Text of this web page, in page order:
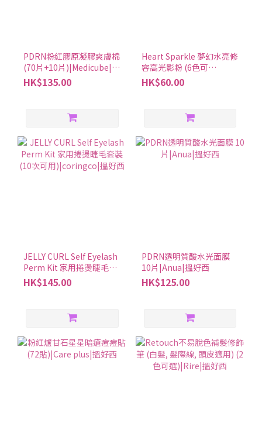
或對藥物有過敏反應，建議先問問醫生或藥劑師。服用後若出現皮
膚發疹、紅腫、瘙癢，或消化系統不適如噁心、嘔吐、口腔炎、胃
部不適等症狀，要馬上停藥並看醫生。另外，服藥後可能會便秘、
還沒改善，或者月經提前、經血量變多，要去看醫生。隨時留意身
體變化，必要時攜帶說明書去諮詢專業人士。6. 服用合利他命時，
需要注意與其他藥物的相互作用嗎？有些處方藥可能需要注意，最
好問問藥劑師會比較安全。7. 合利他命的建議服用時間及方式是什
麼？因為成分可能會讓胃不舒服，建議飯後立刻用水或溫水整顆吞
來選擇時間，這樣就不容易忘記。10. 如果合利他命效果不明顯，有
什麼建議？每天一次，每次一瓶，記得按照用法和劑量來吃合利他
命。如果覺得效果不夠好，可以試試含Fursultiamine成分多一點的
小孩服用的情況下，請在監護人的監督下遵附件說明書上所寫的用
PDRN粉紅膠原凝膠爽膚棉
(70片+10片)|Medicube|搵
好西
HK$135.00
Heart Sparkle 夢幻水亮修
容高光影粉 (6色可
選)|Coringco|搵好西
HK$60.00
JELLY CURL Self Eyelash
Perm Kit 家用捲燙睫毛套
裝 (10次可用)|coringco|
搵好西
HK$145.00
PDRN透明質酸水光面膜
10片|Anua|搵好西
HK$125.00